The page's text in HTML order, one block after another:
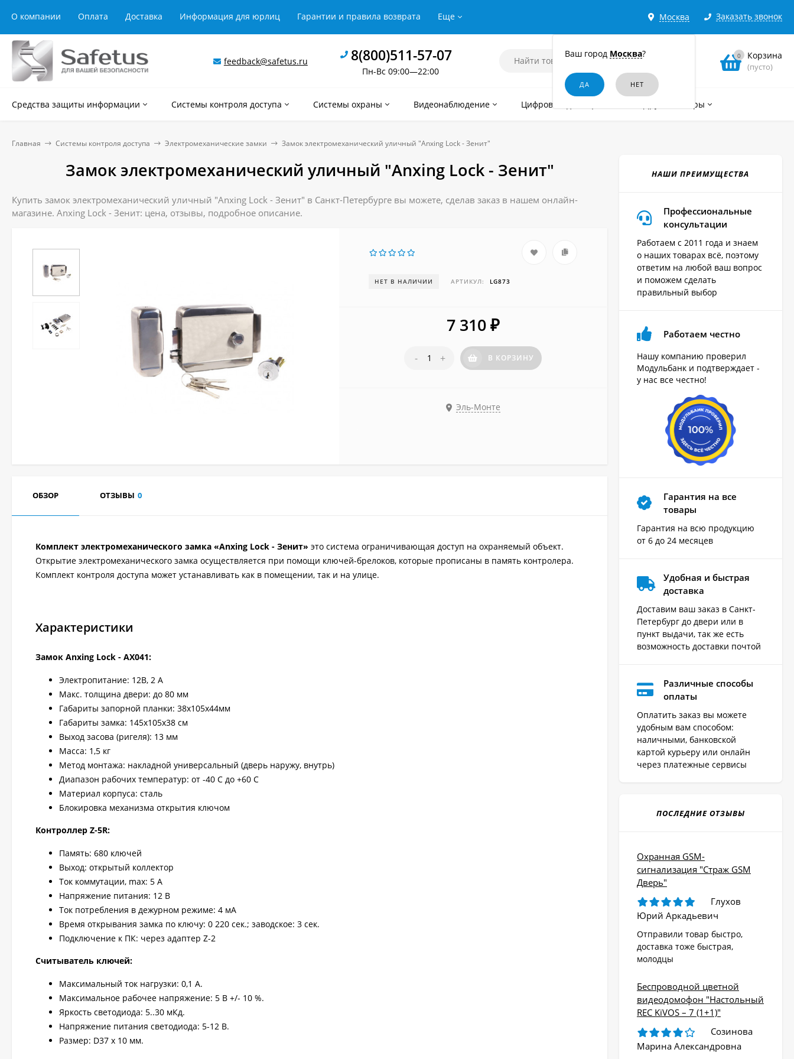
Москва
Ваш город Москва?
Заказать звонок
О компании Оплата Доставка Информация для юрлиц Гарантии и правила возврата Еще
feedback@safetus.ru 8(800)511-57-07
Пн-Вс 09:00—22:00
0 Корзина
(пусто)
Средства защиты информации Системы контроля доступа Системы охраны Видеонаблюдение Цифровые диктофоны Другие товары
Главная Системы контроля доступа Электромеханические замки Замок электромеханический уличный "Anxing Lock - Зенит"
Замок электромеханический уличный "Anxing Lock - Зенит"
Купить замок электромеханический уличный "Anxing Lock - Зенит" в Санкт-Петербурге вы можете, сделав заказ в нашем онлайн-
магазине. Anxing Lock - Зенит: цена, отзывы, подробное описание.
НЕТ В НАЛИЧИИ АРТИКУЛ: LG873
7 310 ₽
- + В КОРЗИНУ
Эль-Монте
ОБЗОР ОТЗЫВЫ 0
Комплект электромеханического замка «Anxing Lock - Зенит» это система ограничивающая доступ на охраняемый объект.
Открытие электромеханического замка осуществляется при помощи ключей-брелоков, которые прописаны в память контролера.
Комплект контроля доступа может устанавливать как в помещении, так и на улице.
Характеристики
Замок Anxing Lock - AX041:
Электропитание: 12В, 2 А
Макс. толщина двери: до 80 мм
Габариты запорной планки: 38х105х44мм
Габариты замка: 145x105x38 см
Выход засова (ригеля): 13 мм
Масса: 1,5 кг
Метод монтажа: накладной универсальный (дверь наружу, внутрь)
Диапазон рабочих температур: от -40 С до +60 С
Материал корпуса: сталь
Блокировка механизма открытия ключом
Контроллер Z-5R:
Память: 680 ключей
Выход: открытый коллектор
Ток коммутации, max: 5 А
Напряжение питания: 12 В
Ток потребления в дежурном режиме: 4 мА
Время открывания замка по ключу: 0 220 сек.; заводское: 3 сек.
Подключение к ПК: через адаптер Z-2
Считыватель ключей:
Максимальный ток нагрузки: 0,1 А.
Максимальное рабочее напряжение: 5 В +/- 10 %.
Яркость светодиода: 5..30 мКд.
Напряжение питания светодиода: 5-12 В.
Размер: D37 х 10 мм.
НАШИ ПРЕИМУЩЕСТВА
Профессиональные
консультации
Работаем с 2011 года и знаем
о наших товарах всё, поэтому
ответим на любой ваш вопрос
и поможем сделать
правильный выбор
Работаем честно
Нашу компанию проверил
Модульбанк и подтверждает -
у нас все честно!
Гарантия на все
товары
Гарантия на всю продукцию
от 6 до 24 месяцев
Удобная и быстрая
доставка
Доставим ваш заказ в Санкт-
Петербург до двери или в
пункт выдачи, так же есть
возможность доставки почтой
Различные способы
оплаты
Оплатить заказ вы можете
удобным вам способом:
наличными, банковской
картой курьеру или онлайн
через платежные сервисы
ПОСЛЕДНИЕ ОТЗЫВЫ
Охранная GSM-
сигнализация "Страж GSM
Дверь"
Глухов
Юрий Аркадьевич
Отправили товар быстро,
доставка тоже быстрая,
молодцы
Беспроводной цветной
видеодомофон "Настольный
REC KiVOS – 7 (1+1)"
Созинова
Марина Александровна